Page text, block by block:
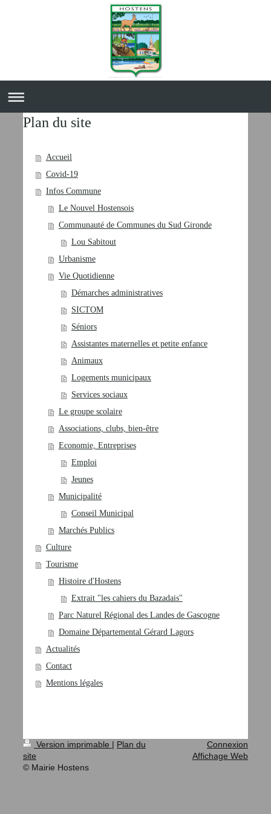
Plan du site
Accueil
Covid-19
Infos Commune
Le Nouvel Hostensois
Communauté de Communes du Sud Gironde
Lou Sabitout
Urbanisme
Vie Quotidienne
Démarches administratives
SICTOM
Séniors
Assistantes maternelles et petite enfance
Animaux
Logements municipaux
Services sociaux
Le groupe scolaire
Associations, clubs, bien-être
Economie, Entreprises
Emploi
Jeunes
Municipalité
Conseil Municipal
Marchés Publics
Culture
Tourisme
Histoire d'Hostens
Extrait "les cahiers du Bazadais"
Parc Naturel Régional des Landes de Gascogne
Domaine Départemental Gérard Lagors
Actualités
Contact
Mentions légales
Version imprimable | Plan du
site
© Mairie Hostens
Connexion
Affichage Web